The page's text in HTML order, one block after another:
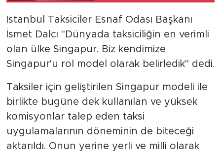
İstanbul Taksiciler Esnaf Odası Başkanı
İsmet Dalcı "Dünyada taksiciliğin en verimli
olan ülke Singapur. Biz kendimize
Singapur'u rol model olarak belirledik" dedi.
Taksiler için geliştirilen Singapur modeli ile
birlikte bugüne dek kullanılan ve yüksek
komisyonlar talep eden taksi
uygulamalarının döneminin de biteceği
aktarıldı. Onun yerine yerli ve milli olarak